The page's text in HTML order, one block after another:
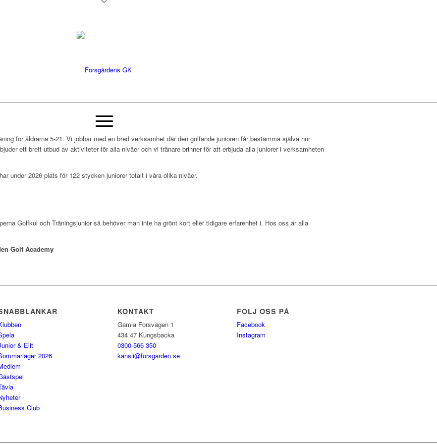
för åldrarna 5-21. Vi jobbar med en bred verksamhet där den golfande junioren får bestämma själva hur
ett brett utbud av aktiviteter för alla nivåer och vi tränare brinner för att erbjuda alla juniorer i verksamheten
under 2026 plats för 122 stycken juniorer totalt i våra olika nivåer.
Golfkul och Träningsjunior så behöver man inte ha grönt kort eller tidigare erfarenhet i. Hos oss är alla
Golf Academy
& Elit
2026
Club
KONTAKT
Gamla Forsvägen 1
434 47 Kungsbacka
0300-566 350
kansli@forsgarden.se
FÖLJ OSS PÅ
Facebook
Instagram